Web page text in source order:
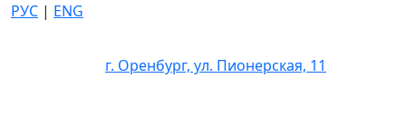
РУС | ENG
г. Оренбург, ул. Пионерская, 11